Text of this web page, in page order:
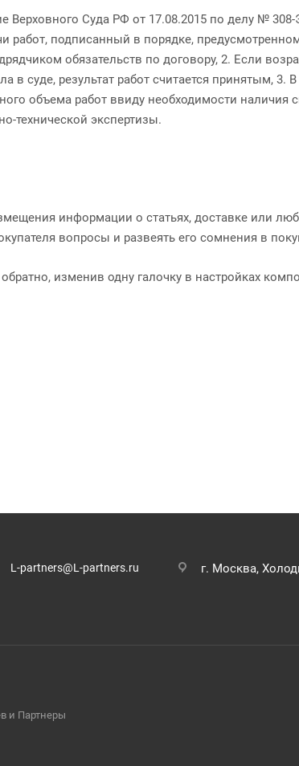
Верховного Суда РФ от 17.08.2015 по делу № 308-
работ, подписанный в порядке,
обязательств по договору, 2. Если
в суде, результат работ считается принятым,
объема работ ввиду необходимости наличия
технической экспертизы.
информации о статьях, доставке или
вопросы и развеять его сомнения в
изменив одну галочку в настройках
L-partners@L-partners.ru г. Москва,
и Партнеры